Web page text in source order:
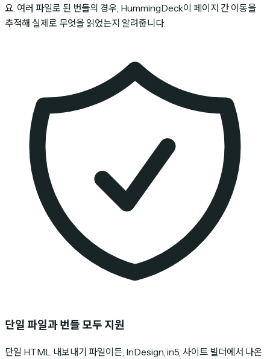
요. 여러 파일로 된 번들의 경우, HummingDeck이 페이지 간 이동을
추적해 실제로 무엇을 읽었는지 알려줍니다.
단일 파일과 번들 모두 지원
단일 HTML 내보내기 파일이든, InDesign, in5, 사이트 빌더에서 나온